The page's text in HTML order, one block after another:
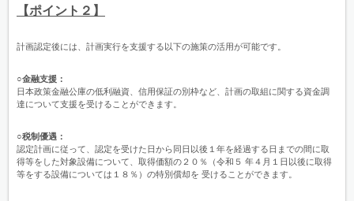
【ポイント２】
計画認定後には、計画実行を支援する以下の施策の活用が可能です。
○金融支援：
日本政策金融公庫の低利融資、信用保証の別枠など、計画の取組に関する資金調
達について支援を受けることができます。
○税制優遇：
認定計画に従って、認定を受けた日から同日以後１年を経過する日までの間に取
得等をした対象設備について、取得価額の２０％（令和５ 年４月１日以後に取得
等をする設備については１８％）の特別償却を 受けることができます。